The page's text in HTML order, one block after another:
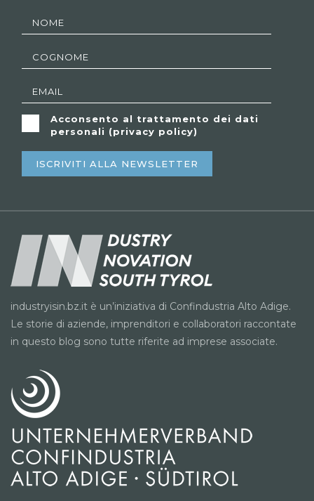
Acconsento al trattamento dei dati
personali (privacy policy)
ISCRIVITI ALLA NEWSLETTER
industryisin.bz.it è un’iniziativa di Confindustria Alto Adige.
Le storie di aziende, imprenditori e collaboratori raccontate
in questo blog sono tutte riferite ad imprese associate.